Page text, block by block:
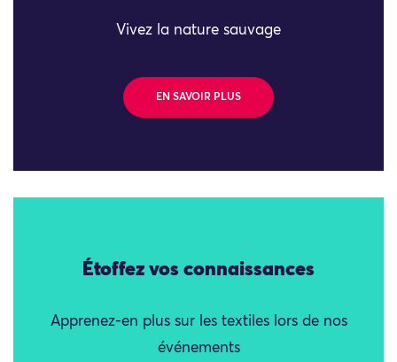
Vivez la nature sauvage
EN SAVOIR PLUS
Étoffez vos connaissances
Apprenez-en plus sur les textiles lors de nos
événements